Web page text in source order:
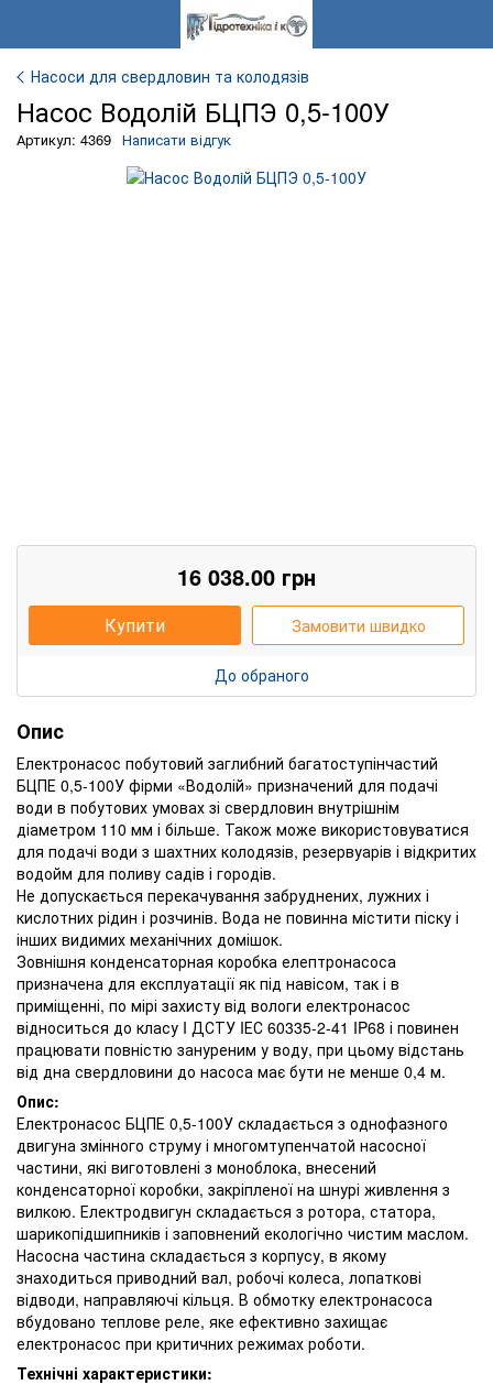
Насоси для свердловин та колодязів
Насос Водолiй БЦПЭ 0,5-100У
Артикул: 4369 Написати відгук
16 038.00 грн
Купити Замовити швидко
До обраного
Опис
Електронасос побутовий заглибний багатоступінчастий
БЦПЕ 0,5-100У фірми «Водолій» призначений для подачі
води в побутових умовах зі свердловин внутрішнім
діаметром 110 мм і більше. Також може використовуватися
для подачі води з шахтних колодязів, резервуарів і відкритих
водойм для поливу садів і городів.
Не допускається перекачування забруднених, лужних і
кислотних рідин і розчинів. Вода не повинна містити піску і
інших видимих ​​механічних домішок.
Зовнішня конденсаторная коробка елептронасоса
призначена для експлуатації як під навісом, так і в
приміщенні, по мірі захисту від вологи електронасос
відноситься до класу I ДСТУ IЕС 60335-2-41 IP68 і повинен
працювати повністю зануреним у воду, при цьому відстань
від дна свердловини до насоса має бути не менше 0,4 м.
Опис:
Електронасос БЦПЕ 0,5-100У складається з однофазного
двигуна змінного струму і многомтупенчатой ​​насосної
частини, які виготовлені з моноблока, внесений
конденсаторної коробки, закріпленої на шнурі живлення з
вилкою. Електродвигун складається з ротора, статора,
шарикопідшипників і заповнений екологічно чистим маслом.
Насосна частина складається з корпусу, в якому
знаходиться приводний вал, робочі колеса, лопаткові
відводи, направляючі кільця. В обмотку електронасоса
вбудовано теплове реле, яке ефективно захищає
електронасос при критичних режимах роботи.
Технічні характеристики: